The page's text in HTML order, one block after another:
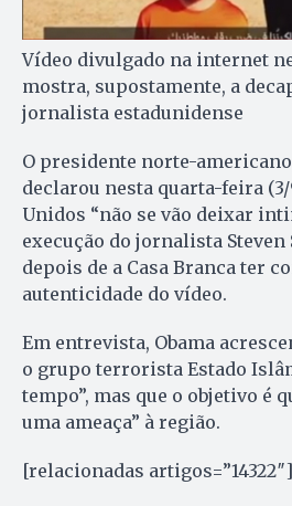
Vídeo divulgado na internet
mostra, supostamente, a
jornalista estadunidense
O presidente norte-
declarou nesta quarta-feira (3/
Unidos “não se vão deixar
execução do jornalista
depois de a Casa Branca ter
autenticidade do vídeo.
Em entrevista, Obama
o grupo terrorista Estado
tempo”, mas que o objetivo é
uma ameaça” à região.
[relacionadas artigos=”14322″]